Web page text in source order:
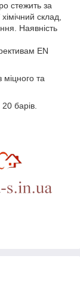
стежить за
склад,
Наявність
EN
та
барів.